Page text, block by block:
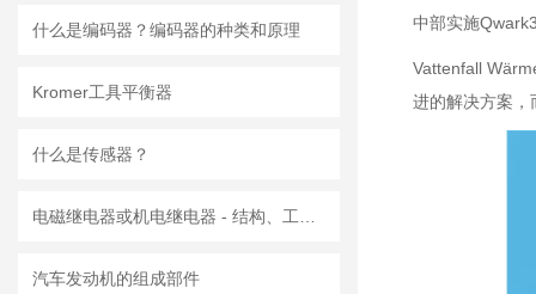
什么是编码器？编码器的种类和原理
Kromer工具平衡器
什么是传感器？
汽车发动机的组成部件
中部实施
Vattenfall
进的解决方案，